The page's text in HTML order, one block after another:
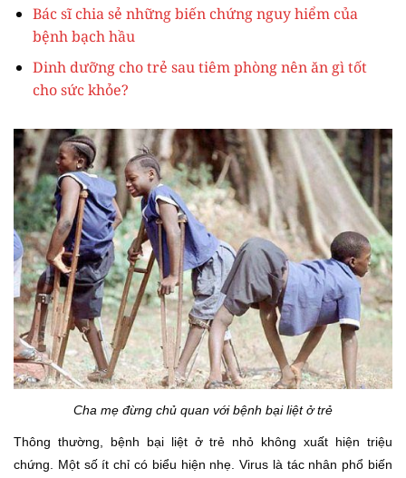
Bác sĩ chia sẻ những biến chứng nguy hiểm của
bệnh bạch hầu
Dinh dưỡng cho trẻ sau tiêm phòng nên ăn gì tốt
cho sức khỏe?
Cha mẹ đừng chủ quan với bệnh bại liệt ở trẻ
Thông thường, bệnh bại liệt ở trẻ nhỏ không xuất hiện triệu
chứng. Một số ít chỉ có biểu hiện nhẹ. Virus là tác nhân phổ biến